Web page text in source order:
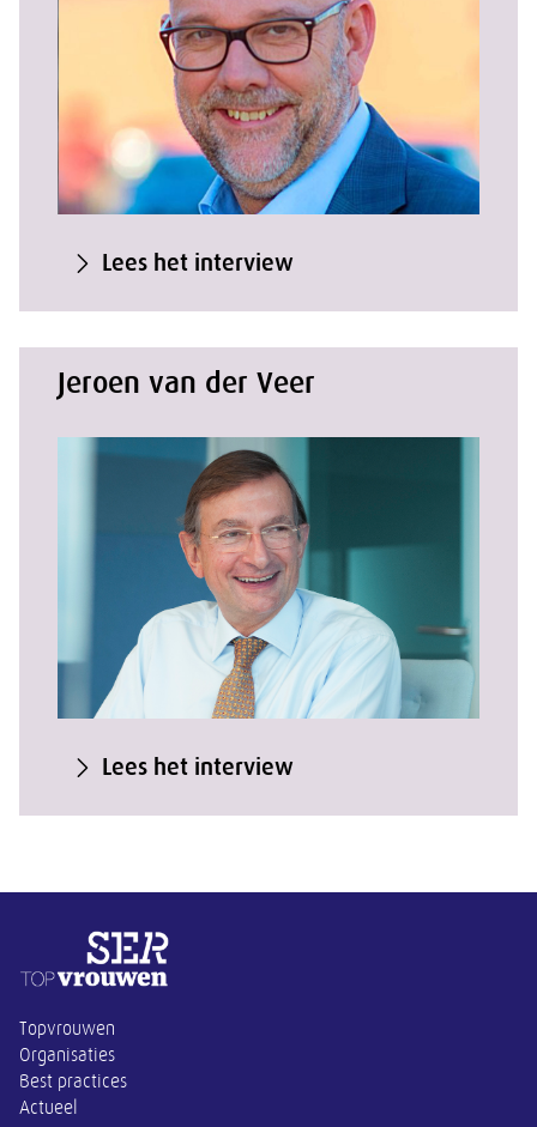
Lees het interview
Jeroen van der Veer
Lees het interview
Overige informatie
Topvrouwen
Organisaties
Best practices
Actueel